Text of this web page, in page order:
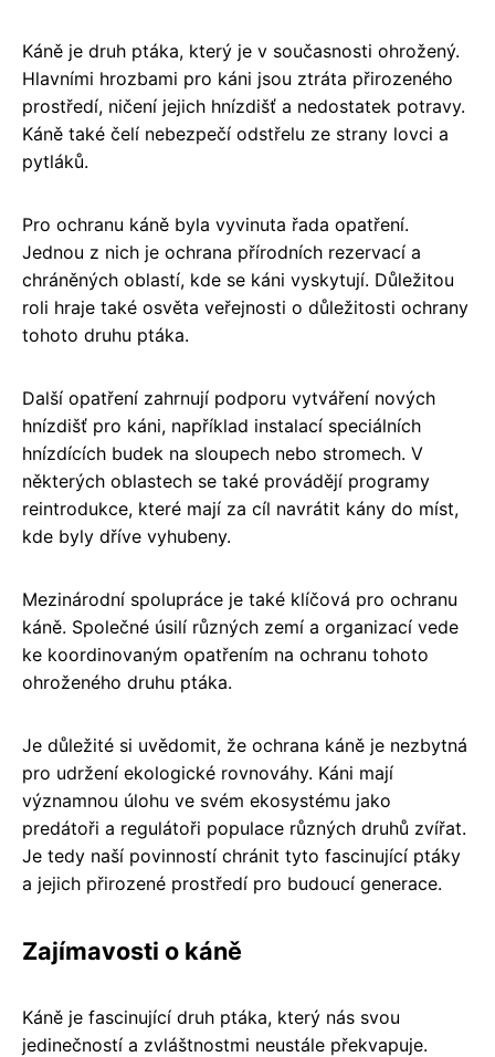
Káně je druh ptáka, který je v současnosti ohrožený.
Hlavními hrozbami pro káni jsou ztráta přirozeného
prostředí, ničení jejich hnízdišť a nedostatek potravy.
Káně také čelí nebezpečí odstřelu ze strany lovci a
pytláků.
Pro ochranu káně byla vyvinuta řada opatření.
Jednou z nich je ochrana přírodních rezervací a
chráněných oblastí, kde se káni vyskytují. Důležitou
roli hraje také osvěta veřejnosti o důležitosti ochrany
tohoto druhu ptáka.
Další opatření zahrnují podporu vytváření nových
hnízdišť pro káni, například instalací speciálních
hnízdících budek na sloupech nebo stromech. V
některých oblastech se také provádějí programy
reintrodukce, které mají za cíl navrátit kány do míst,
kde byly dříve vyhubeny.
Mezinárodní spolupráce je také klíčová pro ochranu
káně. Společné úsilí různých zemí a organizací vede
ke koordinovaným opatřením na ochranu tohoto
ohroženého druhu ptáka.
Je důležité si uvědomit, že ochrana káně je nezbytná
pro udržení ekologické rovnováhy. Káni mají
významnou úlohu ve svém ekosystému jako
predátoři a regulátoři populace různých druhů zvířat.
Je tedy naší povinností chránit tyto fascinující ptáky
a jejich přirozené prostředí pro budoucí generace.
Zajímavosti o káně
Káně je fascinující druh ptáka, který nás svou
jedinečností a zvláštnostmi neustále překvapuje.